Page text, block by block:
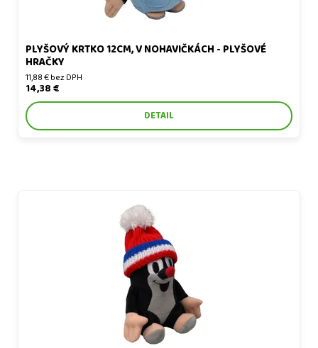
PLYŠOVÝ KRTKO 12CM, V NOHAVIČKÁCH - PLYŠOVÉ
HRAČKY
11,88 € bez DPH
14,38 €
DETAIL
Krtko 14 cm sed., čiapka červená-trikolóra, plyšová hračka